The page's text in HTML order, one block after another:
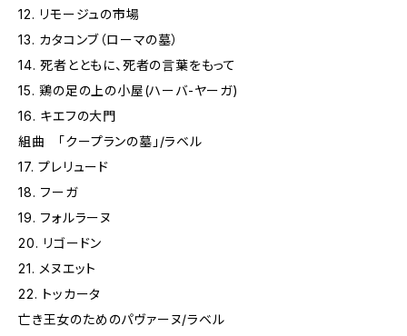
12. リモージュの市場
13. カタコンブ（ローマの墓）
14. 死者とともに、死者の言葉をもって
15. 鶏の足の上の小屋(ハーバ-ヤーガ)
16. キエフの大門
組曲 「クープランの墓」/ラベル
17. プレリュード
18. フーガ
19. フォルラーヌ
20. リゴードン
21. メヌエット
22. トッカータ
亡き王女のためのパヴァーヌ/ラベル